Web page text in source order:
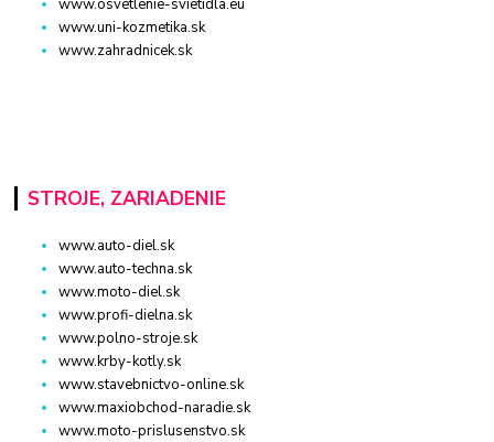
www.osvetlenie-svietidla.eu
www.uni-kozmetika.sk
www.zahradnicek.sk
STROJE, ZARIADENIE
www.auto-diel.sk
www.auto-techna.sk
www.moto-diel.sk
www.profi-dielna.sk
www.polno-stroje.sk
www.krby-kotly.sk
www.stavebnictvo-online.sk
www.maxiobchod-naradie.sk
www.moto-prislusenstvo.sk